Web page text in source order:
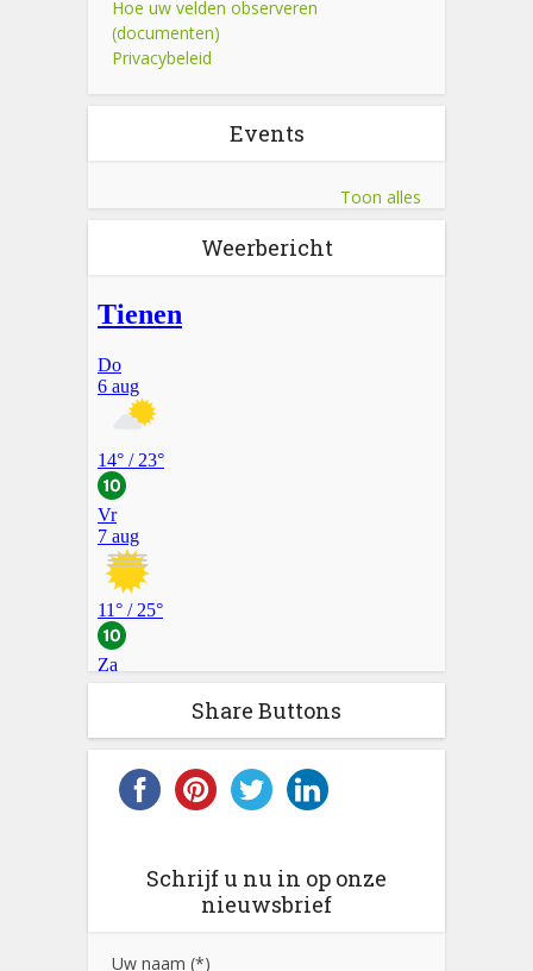
Hoe uw velden observeren
(documenten)
Privacybeleid
Events
Toon alles
Weerbericht
Share Buttons
Schrijf u nu in op onze
nieuwsbrief
Uw naam (*)